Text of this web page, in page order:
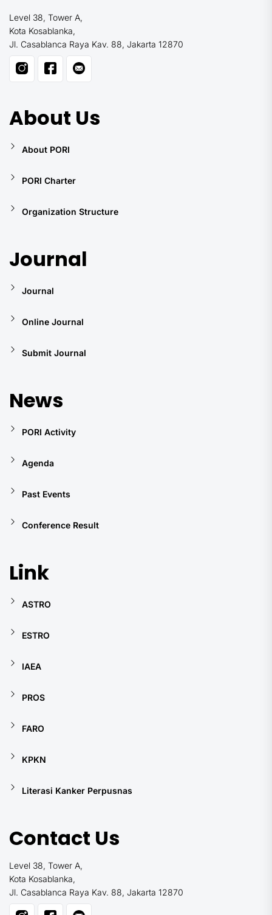
Level 38, Tower A,
Kota Kosablanka,
Jl. Casablanca Raya Kav. 88, Jakarta 12870
About Us
About PORI
PORI Charter
Organization Structure
Journal
Journal
Online Journal
Submit Journal
News
PORI Activity
Agenda
Past Events
Conference Result
Link
ASTRO
ESTRO
IAEA
PROS
FARO
KPKN
Literasi Kanker Perpusnas
Contact Us
Level 38, Tower A,
Kota Kosablanka,
Jl. Casablanca Raya Kav. 88, Jakarta 12870